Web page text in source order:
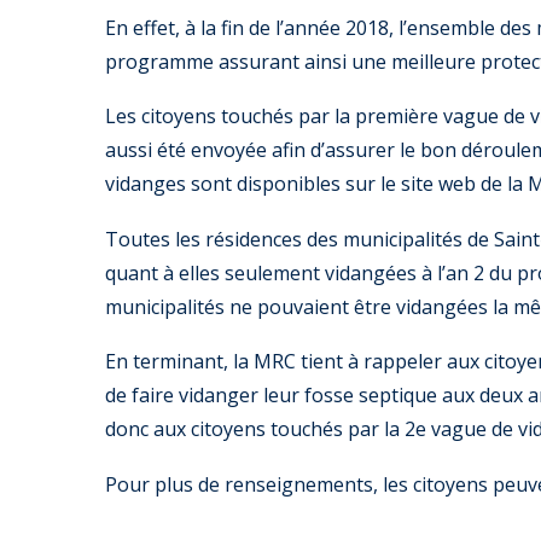
En effet, à la fin de l’année 2018, l’ensemble
programme assurant ainsi une meilleure
Les citoyens touchés par la première vague de
aussi été envoyée afin d’assurer le bon
vidanges sont disponibles sur le site web de la
Toutes les résidences des municipalités de
quant à elles seulement vidangées à l’an 2 du
municipalités ne pouvaient être vidangées la
En terminant, la MRC tient à rappeler aux
de faire vidanger leur fosse septique aux deux
donc aux citoyens touchés par la 2e vague de
Pour plus de renseignements, les citoyens